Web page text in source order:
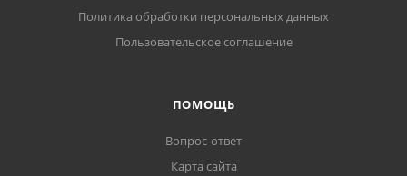
Политика обработки персональных данных
Пользовательское соглашение
ПОМОЩЬ
Вопрос-ответ
Карта сайта